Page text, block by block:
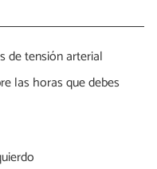
de tensión arterial
las horas que debes